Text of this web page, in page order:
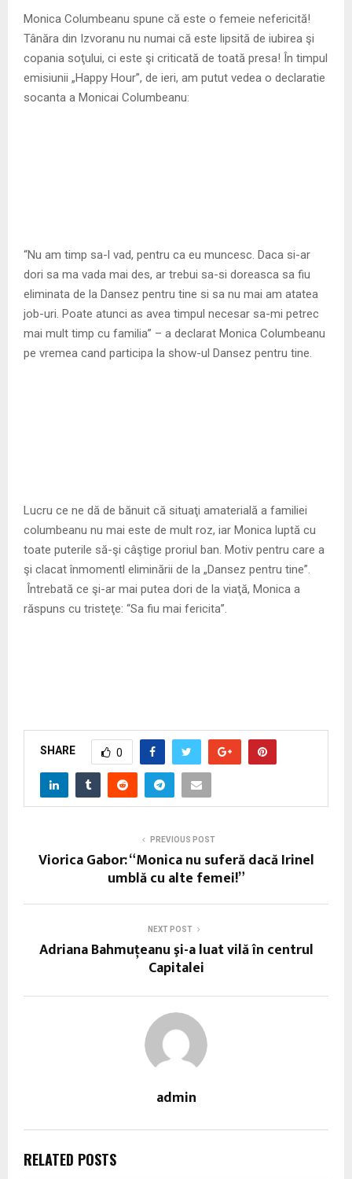
N
Monica Columbeanu spune că este o femeie nefericită!
Tânăra din Izvoranu nu numai că este lipsită de iubirea şi
copania soţului, ci este şi criticată de toată presa! În timpul
emisiunii „Happy Hour”, de ieri, am putut vedea o declaratie
socanta a Monicai Columbeanu:
“Nu am timp sa-l vad, pentru ca eu muncesc. Daca si-ar
dori sa ma vada mai des, ar trebui sa-si doreasca sa fiu
eliminata de la Dansez pentru tine si sa nu mai am atatea
job-uri. Poate atunci as avea timpul necesar sa-mi petrec
mai mult timp cu familia” – a declarat Monica Columbeanu
pe vremea cand participa la show-ul Dansez pentru tine.
Lucru ce ne dă de bănuit că situaţi amaterială a familiei
columbeanu nu mai este de mult roz, iar Monica luptă cu
toate puterile să-şi câştige proriul ban. Motiv pentru care a
şi clacat înmomentl eliminării de la „Dansez pentru tine”.
Întrebată ce şi-ar mai putea dori de la viaţă, Monica a
răspuns cu tristeţe: “Sa fiu mai fericita”.
SHARE 0
PREVIOUS POST
Viorica Gabor: “Monica nu suferă dacă Irinel
umblă cu alte femei!”
NEXT POST
Adriana Bahmuţeanu şi-a luat vilă în centrul
Capitalei
admin
RELATED POSTS